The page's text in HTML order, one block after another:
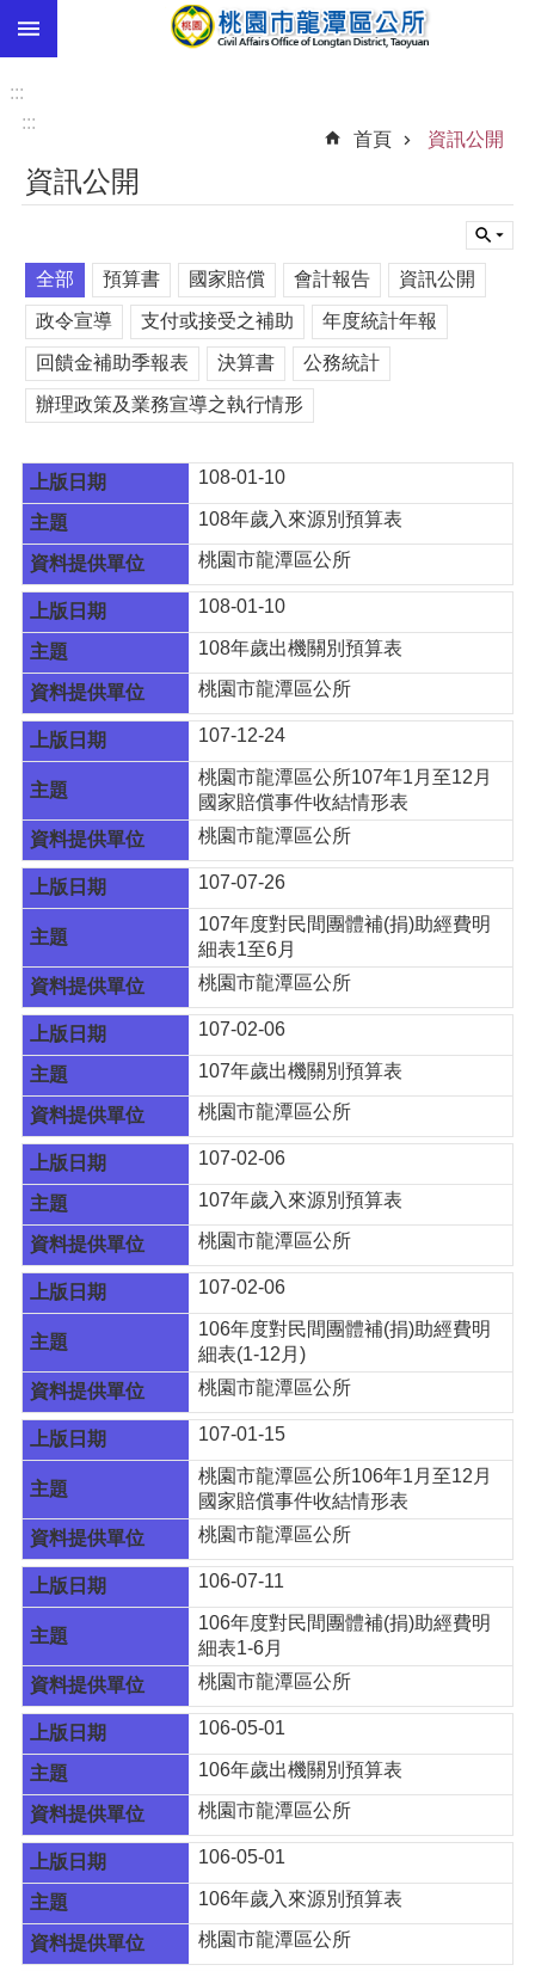
跳到主要內容區塊
進
階
本
區
介
紹
訊
息
公
告
生
便
民
資
訊
機
關
訊
錄
關
料
首
頁
網
導
覽
市
政
信
常
見
問
答
桃
園
市
政
府
E
i
隱
私
權
政
策
政
:::
:::
首頁
資訊公開
資訊公開
全部 預算書 國家賠償 會計報告 資訊公開
政令宣導 支付或接受之補助 年度統計年報
回饋金補助季報表 決算書 公務統計
辦理政策及業務宣導之執行情形
108-01-10
108年歲入來源別預算表
桃園市龍潭區公所
108-01-10
108年歲出機關別預算表
桃園市龍潭區公所
107-12-24
桃園市龍潭區公所107年1月至12月
國家賠償事件收結情形表
桃園市龍潭區公所
107-07-26
107年度對民間團體補(捐)助經費明
細表1至6月
桃園市龍潭區公所
107-02-06
107年歲出機關別預算表
桃園市龍潭區公所
107-02-06
107年歲入來源別預算表
桃園市龍潭區公所
107-02-06
106年度對民間團體補(捐)助經費明
細表(1-12月)
桃園市龍潭區公所
107-01-15
桃園市龍潭區公所106年1月至12月
國家賠償事件收結情形表
桃園市龍潭區公所
106-07-11
106年度對民間團體補(捐)助經費明
細表1-6月
桃園市龍潭區公所
106-05-01
106年歲出機關別預算表
桃園市龍潭區公所
106-05-01
106年歲入來源別預算表
桃園市龍潭區公所